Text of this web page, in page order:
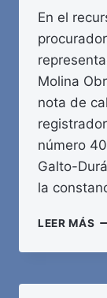
En el
Molina
nota de
número
Galto-
la
LEER MÁS